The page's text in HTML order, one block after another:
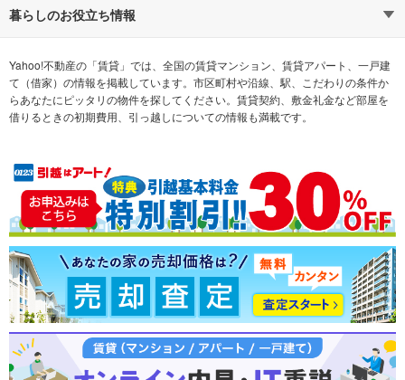
通勤時間から探す
不動産会社から探す 希望の条件から探す
テーマから探す ランキングから探す
不動産・住宅
新築マンション 中古マンション
新築一戸建て 中古一戸建て
売却査定
暮らしのお役立ち情報
マンションカタログ 教えて！住まいの先生
Yahoo!不動産の「賃貸」では、全国の賃貸マンション、賃貸アパート、一戸建
て（借家）の情報を掲載しています。市区町村や沿線、駅、こだわりの条件か
らあなたにピッタリの物件を探してください。賃貸契約、敷金礼金など部屋を
借りるときの初期費用、引っ越しについての情報も満載です。